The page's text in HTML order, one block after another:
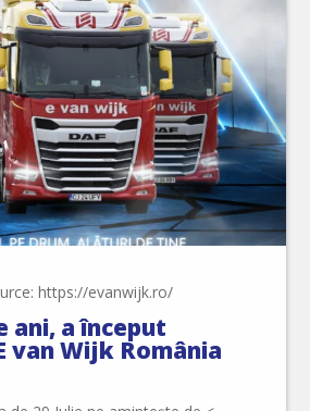
https://evanwijk.ro/
ani, a început
van Wijk România